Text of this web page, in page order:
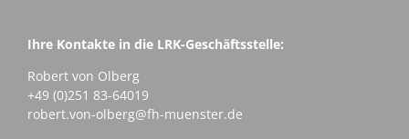
Ihre Kontakte in die LRK-Geschäftsstelle:
Robert von Olberg
+49 (0)251 83-64019
robert.von-olberg@fh-muenster.de